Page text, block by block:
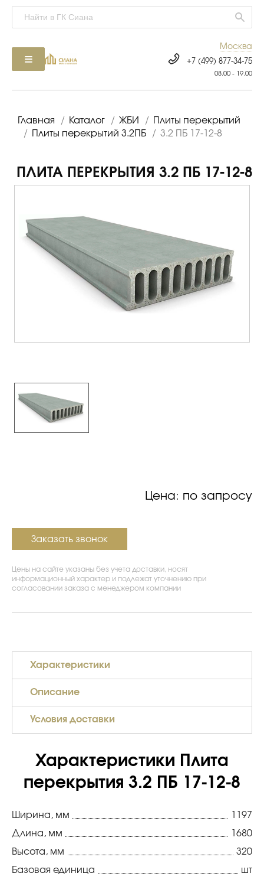
Москва
+7 (499) 877-34-75
08.00 - 19.00
Главная / Каталог / ЖБИ /
Плиты перекрытий
/
Плиты перекрытий 3.2ПБ / 3.2 ПБ 17-12-8
ПЛИТА ПЕРЕКРЫТИЯ 3.2 ПБ 17-12-8
Цена: по запросу
Заказать звонок
Цены на сайте указаны без учета доставки, носят
информационный характер и подлежат уточнению при
согласовании заказа с менеджером компании
Характеристики
Описание
Условия доставки
Характеристики Плита
перекрытия 3.2 ПБ 17-12-8
Ширина, мм
1197
Длина, мм
1680
Высота, мм
320
Базовая единица
шт